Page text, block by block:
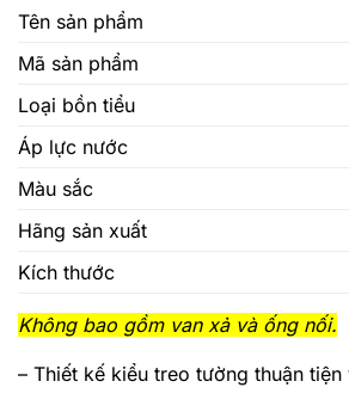
Tên sản phẩm
Mã sản phẩm
Loại bồn tiểu
Áp lực nước
Màu sắc
Hãng sản xuất
Kích thước
Không bao gồm van xả và ống nối.
– Thiết kế kiểu treo tường thuận